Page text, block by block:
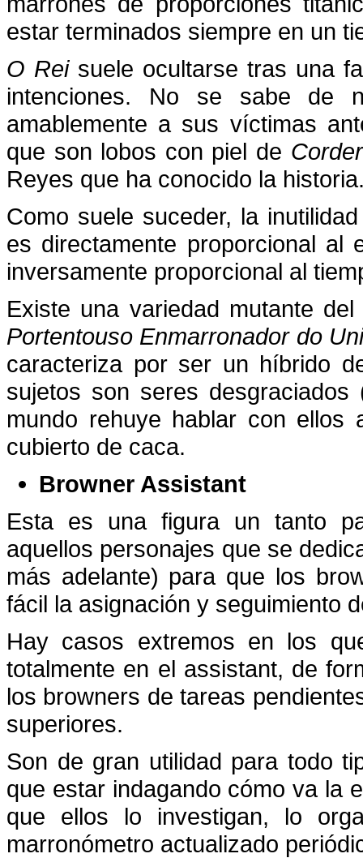
estar terminados siempre en un
O Reisuele ocultarse tras una
intenciones. No se sabe de
amablemente a sus víctimas
que son lobos con piel de
Reyes que ha conocido la
Como suele suceder, la
es directamente proporcional al
inversamente proporcional al
Existe una variedad mutante
Portentouso Enmarronador do
caracteriza por ser un híbrido
sujetos son seres
mundo rehuye hablar con ellos
cubierto de caca.
Browner Assistant
Esta es una figura un tanto
aquellos personajes que se
más adelante) para que los
fácil la asignación y seguimiento
Hay casos extremos en los
totalmente en el assistant, de
los browners de tareas
superiores.
Son de gran utilidad para todo
que estar indagando cómo va la
que ellos lo investigan, lo
marronómetro actualizado